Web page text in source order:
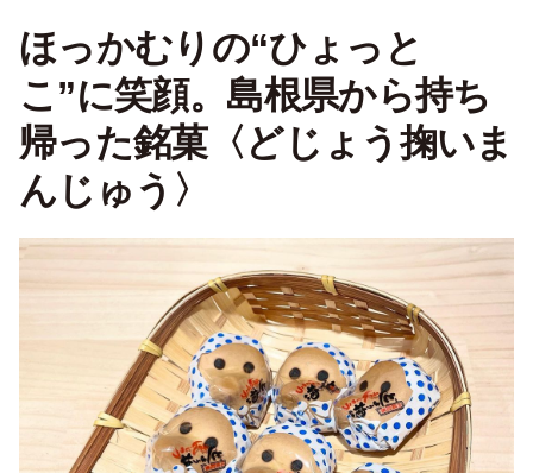
ほっかむりの“ひょっと
こ”に笑顔。島根県から持ち
帰った銘菓〈どじょう掬いま
んじゅう〉